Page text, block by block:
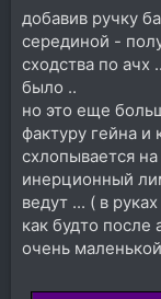
добавив ручку
серединой -
сходства по ачх
было ..
но это еще
фактуру гейна и
схлопывается
инерционный
ведут ... ( в
как будто после
очень